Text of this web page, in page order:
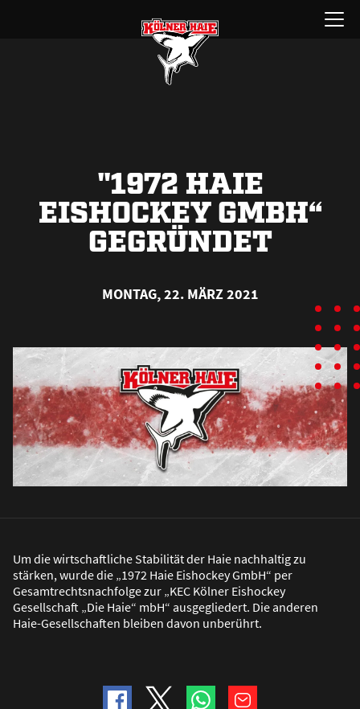
Menü
öffnen
"1972 HAIE
EISHOCKEY GMBH“
GEGRÜNDET
MONTAG, 22. MÄRZ 2021
Um die wirtschaftliche Stabilität der Haie nachhaltig zu
stärken, wurde die „1972 Haie Eishockey GmbH“ per
Gesamtrechtsnachfolge zur „KEC Kölner Eishockey
Gesellschaft „Die Haie“ mbH“ ausgegliedert. Die anderen
Haie-Gesellschaften bleiben davon unberührt.